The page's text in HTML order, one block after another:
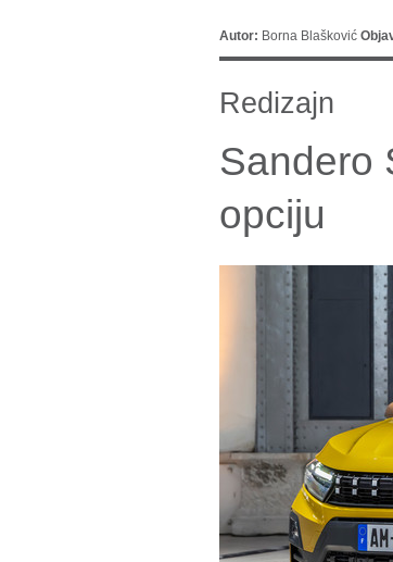
Autor: Borna Blašković
Redizajn
Sandero
opciju